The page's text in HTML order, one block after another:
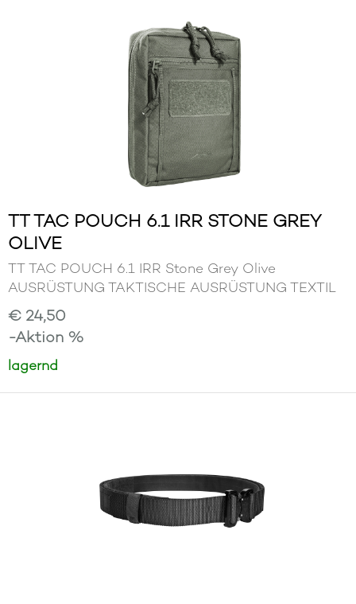
TT TAC POUCH 6.1 IRR STONE GREY
OLIVE
TT TAC POUCH 6.1 IRR Stone Grey Olive
AUSRÜSTUNG TAKTISCHE AUSRÜSTUNG TEXTIL
€ 24,50
-Aktion %
lagernd